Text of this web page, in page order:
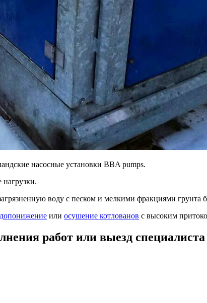
насосные установки BBA pumps.
нагрузки.
воду с песком и мелкими фракциями грунта
или осушение котлованов с высоким
работ или выезд специалиста